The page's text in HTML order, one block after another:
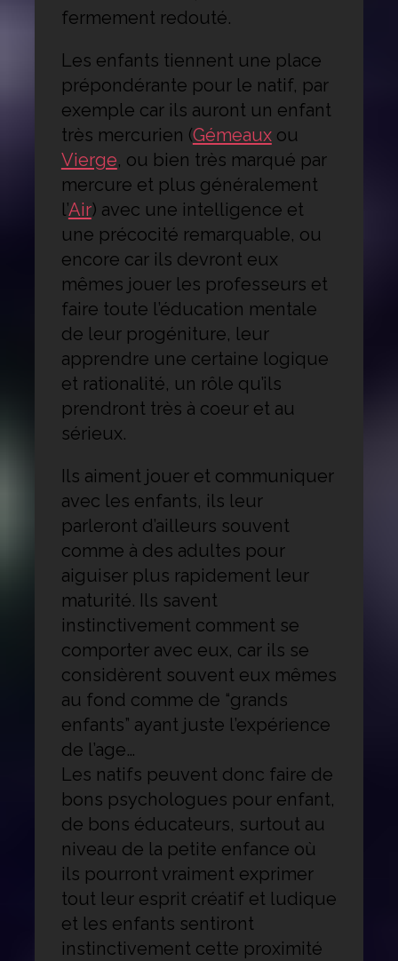
fermement redouté.
Les enfants tiennent une place
prépondérante pour le natif, par
exemple car ils auront un enfant
très mercurien (Gémeauxou
Vierge, ou bien très marqué par
mercure et plus généralement
l’Air) avec une intelligence et
une précocité remarquable, ou
encore car ils devront eux
mêmes jouer les professeurs et
faire toute l’éducation mentale
de leur progéniture, leur
apprendre une certaine logique
et rationalité, un rôle qu’ils
prendront très à coeur et au
sérieux.
Ils aiment jouer et communiquer
avec les enfants, ils leur
parleront d’ailleurs souvent
comme à des adultes pour
aiguiser plus rapidement leur
maturité. Ils savent
instinctivement comment se
comporter avec eux, car ils se
considèrent souvent eux mêmes
au fond comme de “grands
enfants” ayant juste l’expérience
de l’age…
Les natifs peuvent donc faire de
bons psychologues pour enfant,
de bons éducateurs, surtout au
niveau de la petite enfance où
ils pourront vraiment exprimer
tout leur esprit créatif et ludique
et les enfants sentiront
instinctivement cette proximité